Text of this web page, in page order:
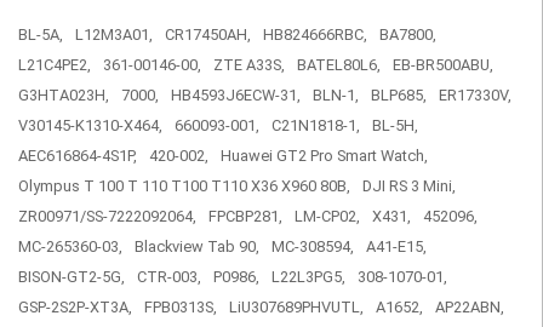
BL-5A, L12M3A01, CR17450AH, HB824666RBC,
BA7800,
L21C4PE2,
361-00146-00, ZTE A33S, BATEL80L6,
EB-BR500ABU,
G3HTA023H,
7000, HB4593J6ECW-31, BLN-1, BLP685,
ER17330V,
V30145-K1310-X464,
660093-001, C21N1818-1,
BL-5H,
AEC616864-4S1P,
420-002,
Huawei GT2 Pro Smart Watch,
Olympus T 100 T 110 T100 T110 X36 X960 80B,
DJI RS 3 Mini,
ZR00971/SS-7222092064,
FPCBP281, LM-CP02, X431,
452096,
MC-265360-03,
Blackview Tab 90, MC-308594,
A41-E15,
BISON-GT2-5G,
CTR-003, P0986, L22L3PG5,
308-1070-01,
GSP-2S2P-XT3A,
FPB0313S, LiU307689PHVUTL, A1652,
AP22ABN,